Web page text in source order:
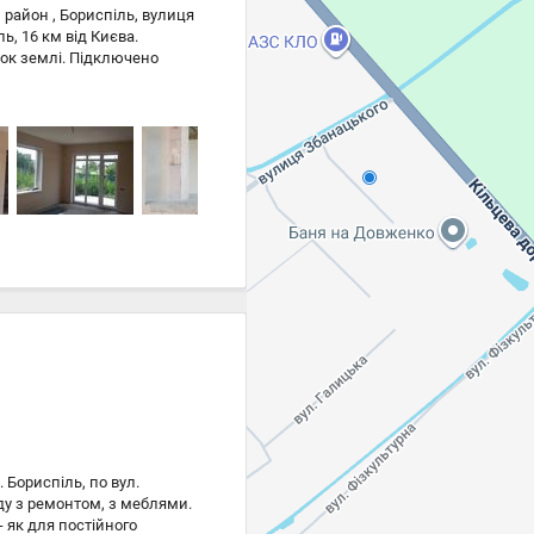
, Бориспіль, вулиця
16 км від Києва.
землі. Підключено
по вул.
з ремонтом, з меблями.
для постійного